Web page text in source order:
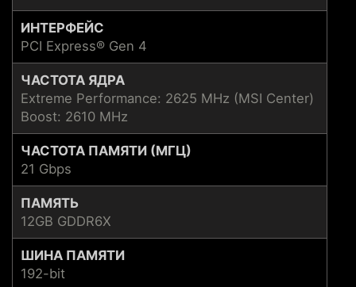
ИНТЕРФЕЙС
PCI Express® Gen 4
ЧАСТОТА ЯДРА
Extreme Performance: 2625 MHz (MSI Center)
Boost: 2610 MHz
ЧАСТОТА ПАМЯТИ (МГЦ)
21 Gbps
ПАМЯТЬ
12GB GDDR6X
ШИНА ПАМЯТИ
192-bit